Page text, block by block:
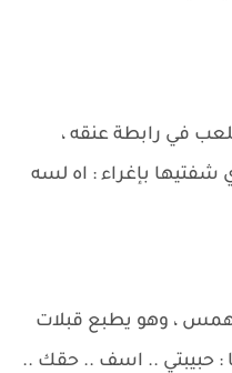
في رابطة عنقه ،
بإغراء : اه لسه
، وهو يطبع قبلات
: حبيبتي .. اسف .. حقك ..